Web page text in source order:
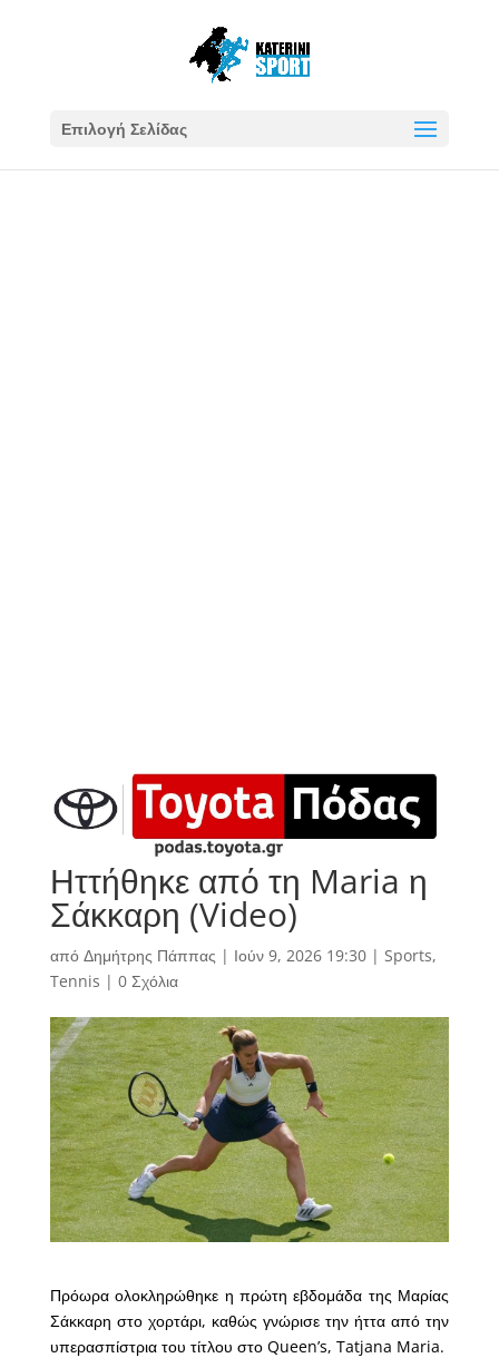
Επιλογή Σελίδας
Ηττήθηκε από τη Maria η
Σάκκαρη (Video)
από Δημήτρης Πάππας | Ιούν 9, 2026 19:30| Sports,
Tennis | 0 Σχόλια
Πρόωρα ολοκληρώθηκε η πρώτη εβδομάδα της Μαρίας
Σάκκαρη στο χορτάρι, καθώς γνώρισε την ήττα από την
υπερασπίστρια του τίτλου στο Queen’s, Tatjana Maria.